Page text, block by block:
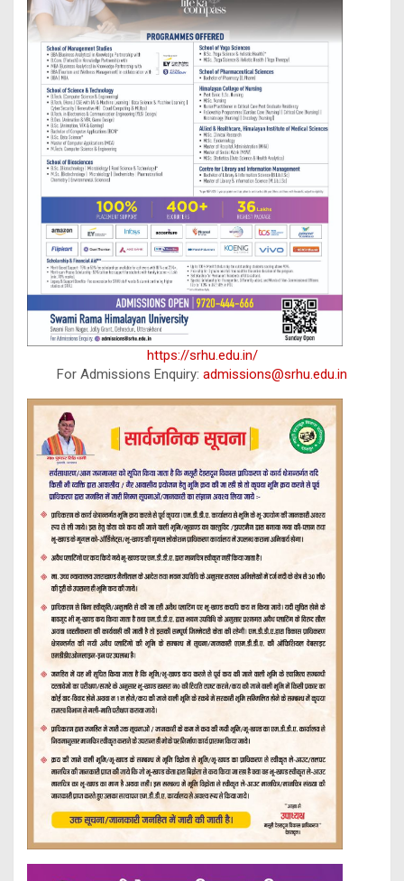
https://srhu.edu.in/
For Admissions Enquiry: admissions@srhu.edu.in